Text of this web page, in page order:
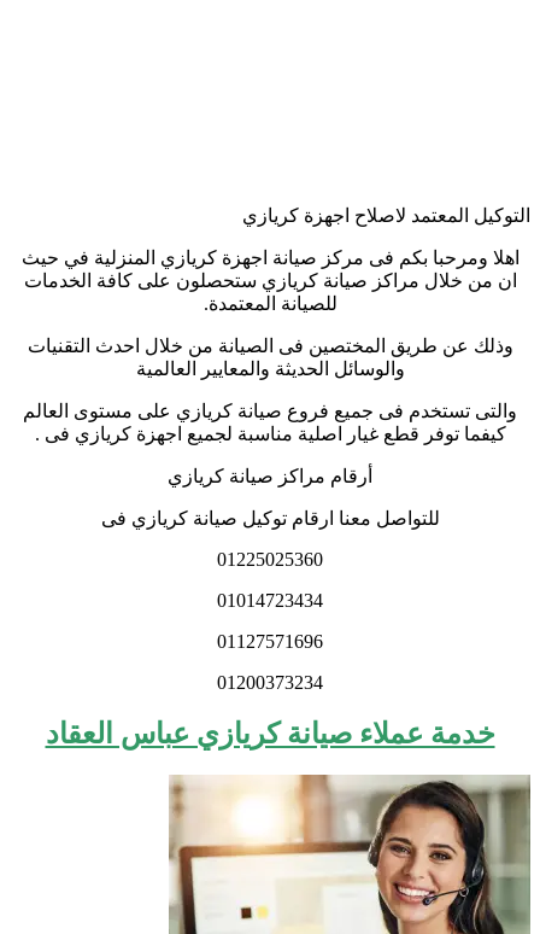
التوكيل المعتمد لاصلاح اجهزة كريازي
اهلا ومرحبا بكم فى مركز صيانة اجهزة كريازي المنزلية في حيث
ان من خلال مراكز صيانة كريازي ستحصلون على كافة الخدمات
للصيانة المعتمدة.
وذلك عن طريق المختصين فى الصيانة من خلال احدث التقنيات
والوسائل الحديثة والمعايير العالمية
والتى تستخدم فى جميع فروع صيانة كريازي على مستوى العالم
كيفما توفر قطع غيار اصلية مناسبة لجميع اجهزة كريازي فى .
أرقام مراكز صيانة كريازي
للتواصل معنا ارقام توكيل صيانة كريازي فى
01225025360
01014723434
01127571696
01200373234
خدمة عملاء صيانة كريازي عباس العقاد